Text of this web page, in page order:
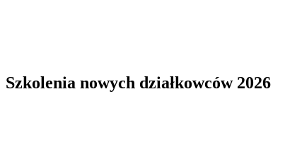
Szkolenia nowych działkowców 2026